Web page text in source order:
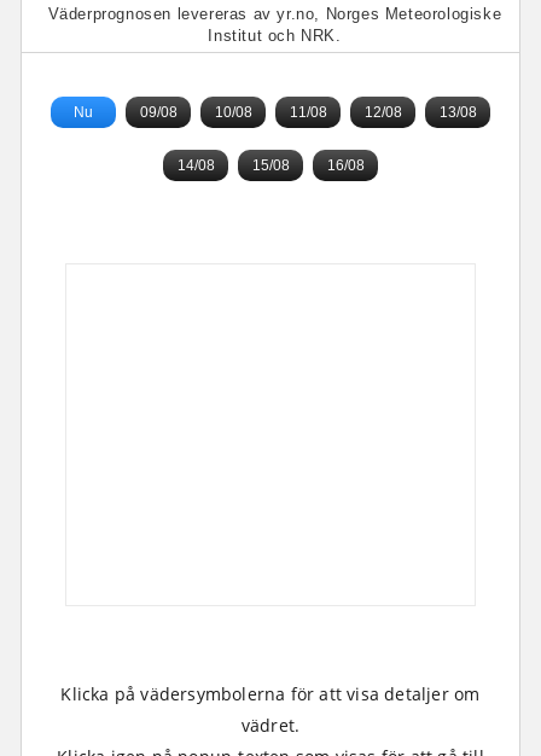
Väderprognosen levereras av yr.no, Norges Meteorologiske
Institut och NRK.
Nu 09/08 10/08 11/08 12/08 13/08
14/08 15/08 16/08
Klicka på vädersymbolerna för att visa detaljer om
vädret.